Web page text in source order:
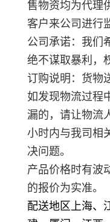
售物资均为代理
客户来公司进行
公司承诺：我们
绝不谋取暴利，
订购说明：货物
如发现物流过程
漏的，请让物流
小时内与我司相
决问题。
产品价格时有波
的报价为实准。
配送地区上海、